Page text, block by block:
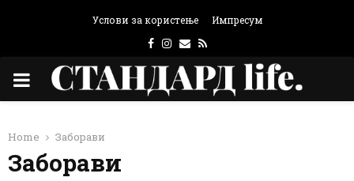
Услови за користење Импресум
Facebook
Instagram
Email
Rss
PRIMARY
Home Заборави
Заборави